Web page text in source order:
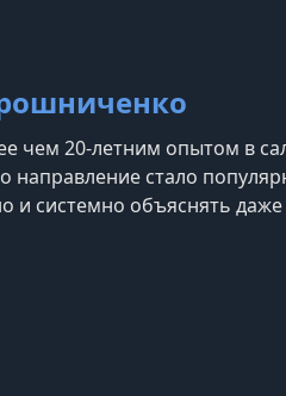
чем 20-летним опытом в
направление стало
и системно объяснять
ведущим
Сооснователь бренда emi,